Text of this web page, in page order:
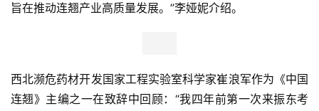
旨在推动连翘产业高质量发展。”李娅妮介绍。
西北濒危药材开发国家工程实验室科学家崔浪军作为《中国
连翘》主编之一在致辞中回顾：“我四年前第一次来振东考